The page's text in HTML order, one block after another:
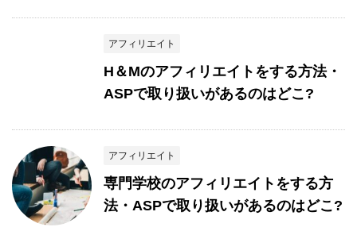
アフィリエイト
H＆Mのアフィリエイトをする方法・
ASPで取り扱いがあるのはどこ?
アフィリエイト
専門学校のアフィリエイトをする方
法・ASPで取り扱いがあるのはどこ?